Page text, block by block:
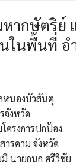
หากษัตริ
ในพื้นที่ อ
หนองบัวสันตุ
จังหวัด
ครงการปกป้อง
รคาม จังหวัด
นายกนก ศรีวิชัย